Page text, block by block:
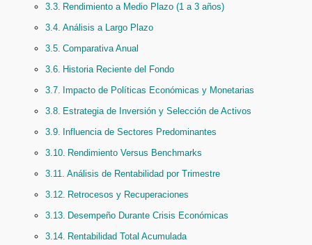
Rendimiento a Medio Plazo (1 a 3 años)
Análisis a Largo Plazo
Comparativa Anual
Historia Reciente del Fondo
Impacto de Políticas Económicas y Monetarias
Estrategia de Inversión y Selección de Activos
Influencia de Sectores Predominantes
Rendimiento Versus Benchmarks
Análisis de Rentabilidad por Trimestre
Retrocesos y Recuperaciones
Desempeño Durante Crisis Económicas
Rentabilidad Total Acumulada